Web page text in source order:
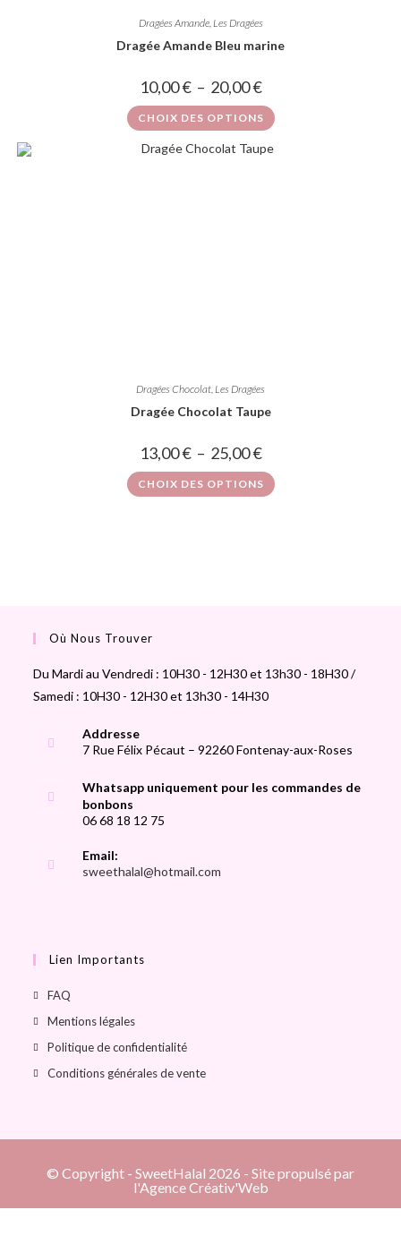
Dragées Amande,Les Dragées
Dragée Amande Bleu marine
10,00€ – 20,00€
CHOIX DES OPTIONS
Dragées Chocolat Les Dragées
Dragée Chocolat Taupe
13,00€ – 25,00€
CHOIX DES OPTIONS
Où Nous Trouver
Du Mardi au Vendredi : 10H30 - 12H30 et 13h30 - 18H30 /
Samedi : 10H30 - 12H30 et 13h30 - 14H30
Addresse
7 Rue Félix Pécaut – 92260 Fontenay-aux-Roses
Whatsapp uniquement pour les commandes de
bonbons
06 68 18 12 75
Email:
sweethalal@hotmail.com
Lien Importants
FAQ
Mentions légales
Politique de confidentialité
Conditions générales de vente
© Copyright - SweetHalal 2026 - Site propulsé par
l'Agence Créativ'Web